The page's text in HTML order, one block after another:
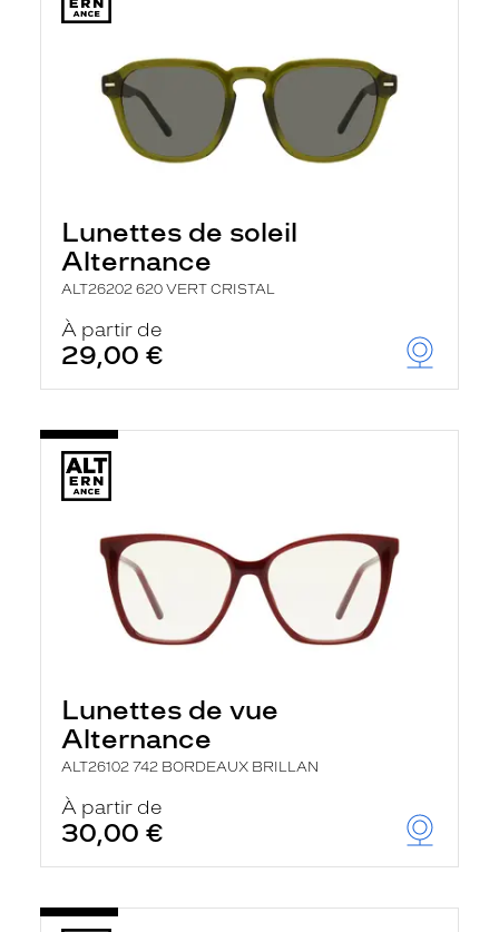
Lunettes de soleil
Alternance
ALT26202 620 VERT CRISTAL
À partir de
29,00 €
Lunettes de vue
Alternance
ALT26102 742 BORDEAUX BRILLAN
À partir de
30,00 €